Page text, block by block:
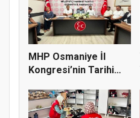
MHP Osmaniye İl
Kongresi’nin Tarihi